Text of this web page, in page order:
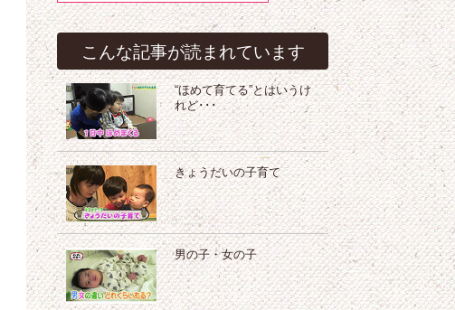
こんな記事が読まれています
“ほめて育てる”とはいうけ
れど･･･
きょうだいの子育て
男の子・女の子